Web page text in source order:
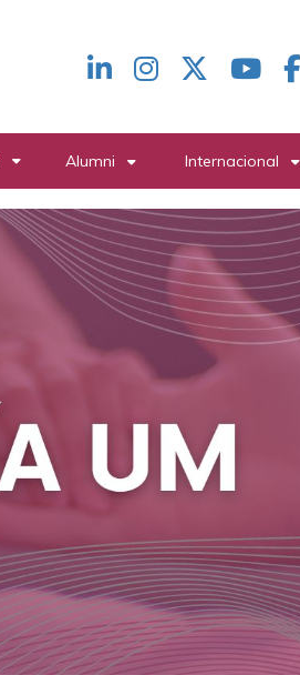
Redes
header
Alumni Internacional